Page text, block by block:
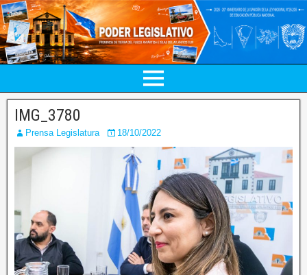
IMG_3780
Prensa Legislatura 18/10/2022